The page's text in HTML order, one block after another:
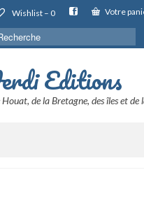
Wishlist – 0 Votre
:
Editions
de la Bretagne, des îles et de